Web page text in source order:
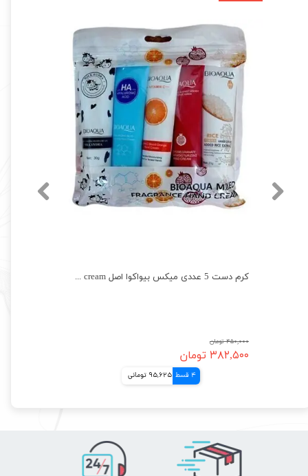
کرم دست 5 عددی میکس بیواکوا اصل Bioaqua mix hand cream
۴۵۰,۰۰۰ تومان
۳۸۲,۵۰۰ تومان
4 قسط 95,625 تومانی